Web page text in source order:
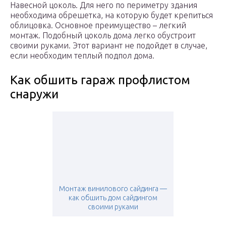
Навесной цоколь. Для него по периметру здания
необходима обрешетка, на которую будет крепиться
облицовка. Основное преимущество – легкий
монтаж. Подобный цоколь дома легко обустроит
своими руками. Этот вариант не подойдет в случае,
если необходим теплый подпол дома.
Как обшить гараж профлистом
снаружи
Монтаж винилового сайдинга —
как обшить дом сайдингом
своими руками